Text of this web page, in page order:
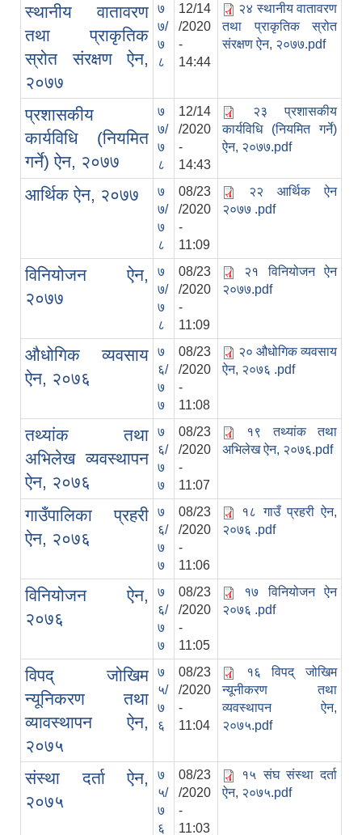
स्थानीय वातावरण
तथा प्राकृतिक
स्रोत संरक्षण ऐन,
२०७७
७
७/
७
८
12/14
/2020
-
14:44
२४ स्थानीय वातावरण
तथा प्राकृतिक स्रोत
संरक्षण ऐन, २०७७.pdf
प्रशासकीय
कार्यविधि (नियमित
गर्ने) ऐन, २०७७
७
७/
७
८
12/14
/2020
-
14:43
२३ प्रशासकीय
कार्यविधि (नियमित गर्ने)
ऐन, २०७७.pdf
आर्थिक ऐन, २०७७
७
७/
७
८
08/23
/2020
-
11:09
२२ आर्थिक ऐन
२०७७ .pdf
विनियोजन ऐन,
२०७७
७
७/
७
८
08/23
/2020
-
11:09
२१ विनियोजन ऐन
२०७७.pdf
औधोगिक व्यवसाय
ऐन, २०७६
७
६/
७
७
08/23
/2020
-
11:08
२० औधोगिक व्यवसाय
ऐन, २०७६ .pdf
तथ्यांक तथा
अभिलेख व्यवस्थापन
ऐन, २०७६
७
६/
७
७
08/23
/2020
-
11:07
१९ तथ्यांक तथा
अभिलेख ऐन, २०७६.pdf
गाउँपालिका प्रहरी
ऐन, २०७६
७
६/
७
७
08/23
/2020
-
11:06
१८ गाउँ प्रहरी ऐन,
२०७६ .pdf
विनियोजन ऐन,
२०७६
७
६/
७
७
08/23
/2020
-
11:05
१७ विनियोजन ऐन
२०७६ .pdf
विपद् जोखिम
न्यूनिकरण तथा
व्यावस्थापन ऐन,
२०७५
७
५/
७
६
08/23
/2020
-
11:04
१६ विपद् जोखिम
न्यूनीकरण तथा
व्यवस्थापन ऐन,
२०७५.pdf
संस्था दर्ता ऐन,
२०७५
७
५/
७
६
08/23
/2020
-
11:03
१५ संघ संस्था दर्ता
ऐन, २०७५.pdf